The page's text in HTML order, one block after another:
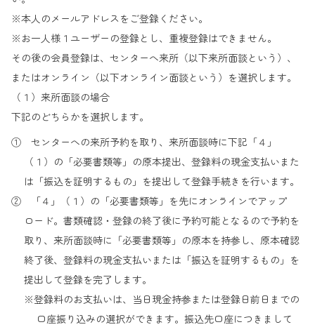
※本人のメールアドレスをご登録ください。
※お一人様１ユーザーの登録とし、重複登録はできません。
その後の会員登録は、センターへ来所（以下来所面談という）、
またはオンライン（以下オンライン面談という）を選択します。
（１）来所面談の場合
下記のどちらかを選択します。
① センターへの来所予約を取り、来所面談時に下記「４」
（１）の「必要書類等」の原本提出、登録料の現金支払いまた
は「振込を証明するもの」を提出して登録手続きを行います。
② 「４」（１）の「必要書類等」を先にオンラインでアップ
ロード。書類確認・登録の終了後に予約可能となるので予約を
取り、来所面談時に「必要書類等」の原本を持参し、原本確認
終了後、登録料の現金支払いまたは「振込を証明するもの」を
提出して登録を完了します。
※登録料のお支払いは、当日現金持参または登録日前日までの
口座振り込みの選択ができます。振込先口座につきまして